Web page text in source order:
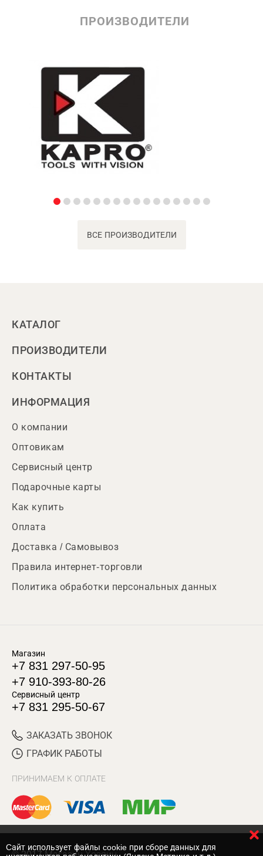
ПРОИЗВОДИТЕЛИ
ВСЕ ПРОИЗВОДИТЕЛИ
КАТАЛОГ
ПРОИЗВОДИТЕЛИ
КОНТАКТЫ
ИНФОРМАЦИЯ
О компании
Оптовикам
Сервисный центр
Подарочные карты
Как купить
Оплата
Доставка / Самовывоз
Правила интернет-торговли
Политика обработки персональных данных
Магазин
+7 831 297-50-95
+7 910-393-80-26
Сервисный центр
+7 831 295-50-67
ЗАКАЗАТЬ ЗВОНОК
ГРАФИК РАБОТЫ
ПРИНИМАЕМ К ОПЛАТЕ
Cайт использует файлы cookie при сборе данных для